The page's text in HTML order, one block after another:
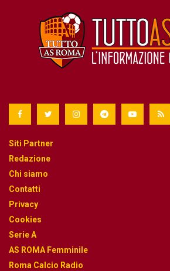
Siti Partner
Redazione
Chi siamo
Contatti
Privacy
Cookies
Serie A
AS ROMA Femminile
Roma Calcio Radio